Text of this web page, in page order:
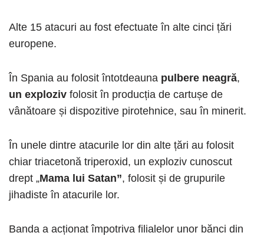
Alte 15 atacuri au fost efectuate în alte cinci țări
europene.
În Spania au folosit întotdeauna pulbere neagră,
un exploziv folosit în ​​producția de cartușe de
vânătoare și dispozitive pirotehnice, sau în minerit.
În unele dintre atacurile lor din alte țări au folosit
chiar triacetonă triperoxid, un exploziv cunoscut
drept „Mama lui Satan”, folosit și de grupurile
jihadiste în atacurile lor.
Banda a acționat împotriva filialelor unor bănci din